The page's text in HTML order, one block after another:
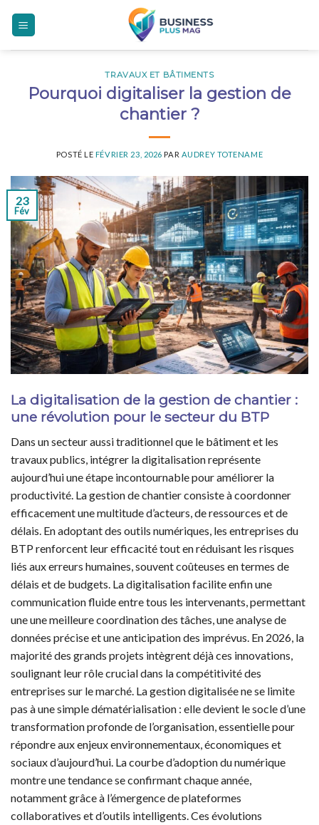
TRAVAUX ET BÂTIMENTS
Pourquoi digitaliser la gestion de
chantier ?
POSTÉ LE FÉVRIER 23, 2026 PAR AUDREY TOTENAME
23
Fév
La digitalisation de la gestion de chantier :
une révolution pour le secteur du BTP
Dans un secteur aussi traditionnel que le bâtiment et les
travaux publics, intégrer la digitalisation représente
aujourd’hui une étape incontournable pour améliorer la
productivité. La gestion de chantier consiste à coordonner
efficacement une multitude d’acteurs, de ressources et de
délais. En adoptant des outils numériques, les entreprises du
BTP renforcent leur efficacité tout en réduisant les risques
liés aux erreurs humaines, souvent coûteuses en termes de
délais et de budgets. La digitalisation facilite enfin une
communication fluide entre tous les intervenants, permettant
une une meilleure coordination des tâches, une analyse de
données précise et une anticipation des imprévus. En 2026, la
majorité des grands projets intègrent déjà ces innovations,
soulignant leur rôle crucial dans la compétitivité des
entreprises sur le marché. La gestion digitalisée ne se limite
pas à une simple dématérialisation : elle devient le socle d’une
transformation profonde de l’organisation, essentielle pour
répondre aux enjeux environnementaux, économiques et
sociaux d’aujourd’hui. La courbe d’adoption du numérique
montre une tendance se confirmant chaque année,
notamment grâce à l’émergence de plateformes
collaboratives et d’outils intelligents. Ces évolutions